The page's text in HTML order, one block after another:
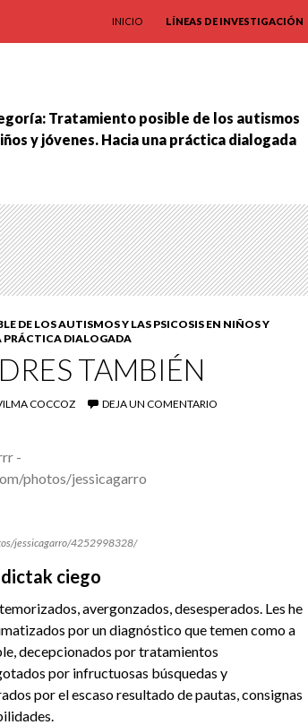
INICIO
LÍNEAS DE INVESTIGACIÓN
Tratamiento posible de los autismos
y jóvenes. Hacia una práctica dialogada
DE LOS AUTISMOS Y LAS PSICOSIS EN NIÑOS Y
PRÁCTICA DIALOGADA
TAMBIÉN
COCCOZ DEJA UN COMENTARIO
jessicagarro/4252998328/
ciego
avergonzados, desesperados. Les he
por un diagnóstico que temen como a
decepcionados por tratamientos
por infructuosas búsquedas y
por el escaso resultado de pautas, consignas